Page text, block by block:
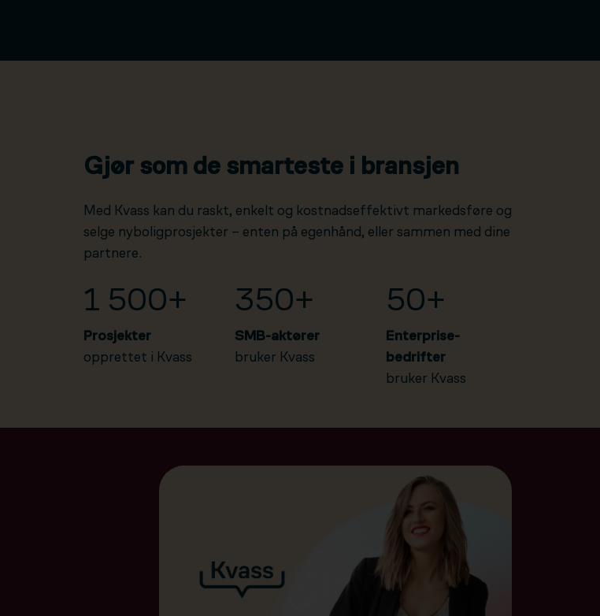
Gjør som de smarteste i bransjen
Med Kvass kan du raskt, enkelt og kostnadseffektivt markedsføre og
selge nyboligprosjekter – enten på egenhånd, eller sammen med dine
partnere.
1 500+
Prosjekter
opprettet i Kvass
350+
SMB-aktører
bruker Kvass
50+
Enterprise-
bedrifter
bruker Kvass